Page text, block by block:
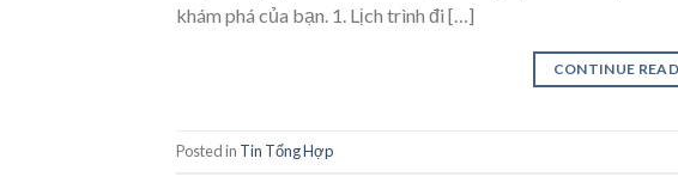
khám phá của bạn. 1. Lịch trình đi […]
CONTINUE
Posted in Tin Tổng Hợp